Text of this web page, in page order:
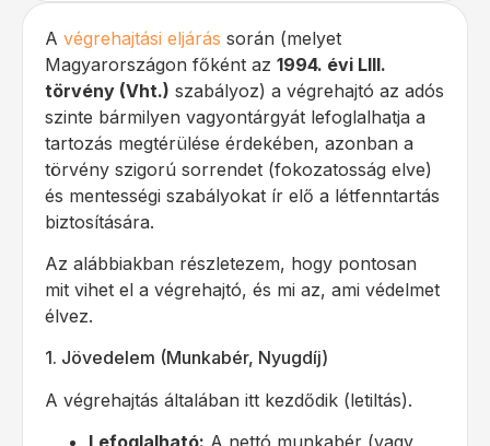
A végrehajtási eljárás során (melyet
Magyarországon főként az 1994. évi LIII.
törvény (Vht.) szabályoz) a végrehajtó az adós
szinte bármilyen vagyontárgyát lefoglalhatja a
tartozás megtérülése érdekében, azonban a
törvény szigorú sorrendet (fokozatosság elve)
és mentességi szabályokat ír elő a létfenntartás
biztosítására.
Az alábbiakban részletezem, hogy pontosan
mit vihet el a végrehajtó, és mi az, ami védelmet
élvez.
1. Jövedelem (Munkabér, Nyugdíj)
A végrehajtás általában itt kezdődik (letiltás).